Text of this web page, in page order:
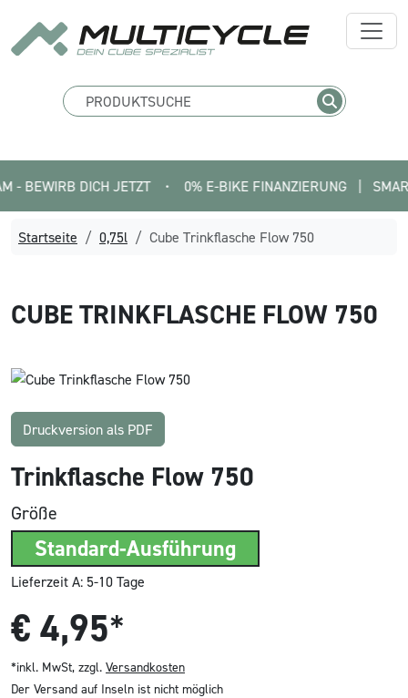
DICH JETZT • 0% E-BIKE FINANZIERUNG   |   SMARTFIT
Startseite 0,75l Cube Trinkflasche Flow 750
CUBETRINKFLASCHE FLOW 750
Druckversion als PDF
Trinkflasche Flow 750
Größe
Standard-Ausführung
Lieferzeit A: 5-10 Tage
€ 4,95*
*inkl. MwSt, zzgl. Versandkosten
Der Versand auf Inseln ist nicht möglich